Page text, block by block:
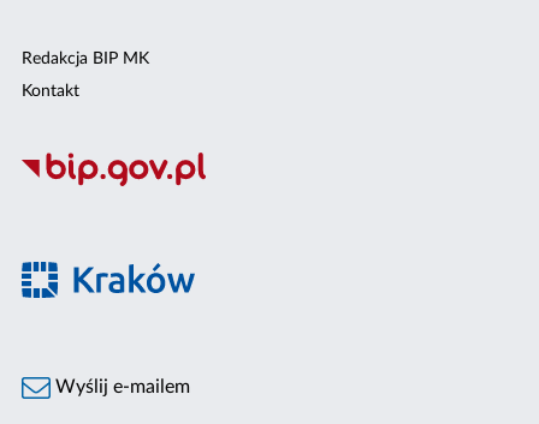
Redakcja BIP MK
Kontakt
Wyślij e-mailem